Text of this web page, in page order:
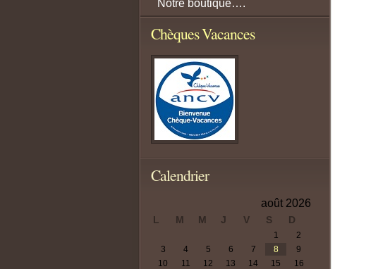
Notre boutique….
Chèques Vacances
Calendrier
août 2026
L M M J V S D
1
2
3
4 5 6 7 8
9
10
11 12 13 14 15
16